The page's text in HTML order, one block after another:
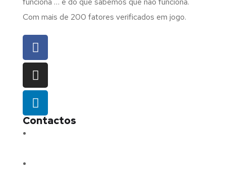
Com mais de 200 fatores verificados em jogo.
Contactos